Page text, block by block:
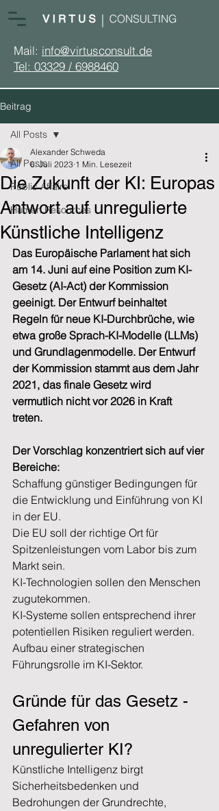
Mail: info@virtusconsult.de
Tel: 03329 / 6988460
Beitrag
All Posts
Public Affairs
Human Resources
All Posts
Die Zukunft der KI: Europas
Antwort auf unregulierte
Künstliche Intelligenz
Alexander Schweda
6. Juli 2023 1 Min. Lesezeit
Das Europäische Parlament hat sich
am 14. Juni auf eine Position zum KI-
Gesetz (AI-Act) der Kommission
geeinigt. Der Entwurf beinhaltet
Regeln für neue KI-Durchbrüche, wie
etwa große Sprach-KI-Modelle (LLMs)
und Grundlagenmodelle. Der Entwurf
der Kommission stammt aus dem Jahr
2021, das finale Gesetz wird
vermutlich nicht vor 2026 in Kraft
treten.
Der Vorschlag konzentriert sich auf vier
Bereiche:
Schaffung günstiger Bedingungen für
die Entwicklung und Einführung von KI
in der EU.
Die EU soll der richtige Ort für
Spitzenleistungen vom Labor bis zum
Markt sein.
KI-Technologien sollen den Menschen
zugutekommen.
KI-Systeme sollen entsprechend ihrer
potentiellen Risiken reguliert werden.
Aufbau einer strategischen
Führungsrolle im KI-Sektor.
Gründe für das Gesetz -
Gefahren von
unregulierter KI?
Künstliche Intelligenz birgt
Sicherheitsbedenken und
Bedrohungen der Grundrechte,